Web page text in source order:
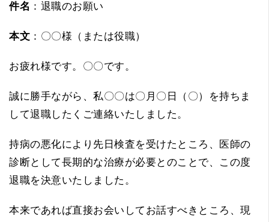
件名 ：退職のお願い
本文 ：〇〇様（または役職）
お疲れ様です。〇〇です。
誠に勝手ながら、私〇〇は〇月〇日（〇）を持ちま
して退職したくご連絡いたしました。
持病の悪化により先日検査を受けたところ、医師の
診断として長期的な治療が必要とのことで、この度
退職を決意いたしました。
本来であれば直接お会いしてお話すべきところ、現